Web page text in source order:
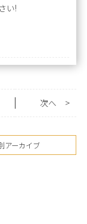
い!
>
次へ
アーカイブ